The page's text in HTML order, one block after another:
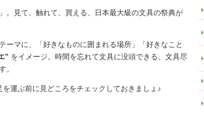
。見て、触れて、買える、日本最大級の文具の祭典が
ーマに、「好きなものに囲まれる場所」「好きなこと
” をイメージ。時間を忘れて文具に没頭できる、文具尽
。
を運ぶ前に見どころをチェックしておきましょ♪